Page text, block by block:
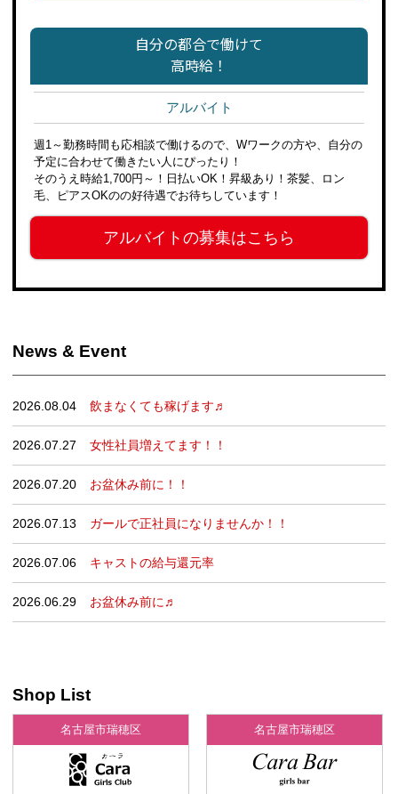
自分の都合で働けて
高時給！
アルバイト
週1～勤務時間も応相談で働けるので、Wワークの方や、自分の
予定に合わせて働きたい人にぴったり！
そのうえ時給1,700円～！日払いOK！昇級あり！茶髪、ロン
毛、ピアスOKのの好待遇でお待ちしています！
アルバイトの募集はこちら
News & Event
2026.08.04 飲まなくても稼げます♬
2026.07.27 女性社員増えてます！！
2026.07.20 お盆休み前に！！
2026.07.13 ガールで正社員になりませんか！！
2026.07.06 キャストの給与還元率
2026.06.29 お盆休み前に♬
Shop List
名古屋市瑞穂区 名古屋市瑞穂区